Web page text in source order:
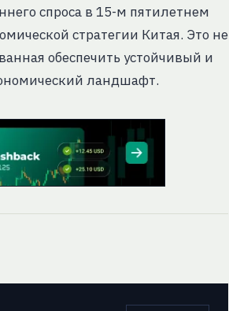
спроса в 15-м пятилетнем
стратегии Китая. Это не
обеспечить устойчивый и
ландшафт.